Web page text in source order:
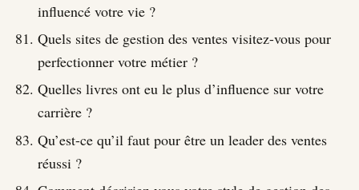
influencé votre vie ?
Quels sites de gestion des ventes visitez-vous pour
perfectionner votre métier ?
Quelles livres ont eu le plus d’influence sur votre
carrière ?
Qu’est-ce qu’il faut pour être un leader des ventes
réussi ?